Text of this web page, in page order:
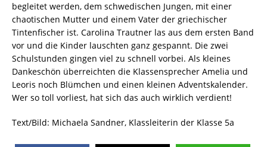
begleitet werden, dem schwedischen Jungen, mit einer
chaotischen Mutter und einem Vater der griechischer
Tintenfischer ist. Carolina Trautner las aus dem ersten Band
vor und die Kinder lauschten ganz gespannt. Die zwei
Schulstunden gingen viel zu schnell vorbei. Als kleines
Dankeschön überreichten die Klassensprecher Amelia und
Leoris noch Blümchen und einen kleinen Adventskalender.
Wer so toll vorliest, hat sich das auch wirklich verdient!
Text/Bild: Michaela Sandner, Klassleiterin der Klasse 5a